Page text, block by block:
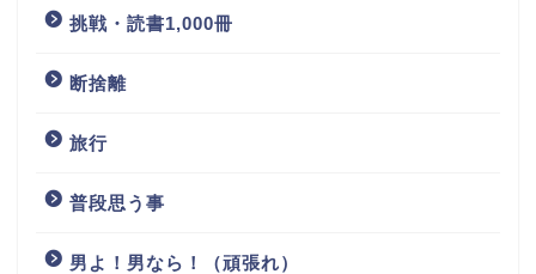
挑戦・読書1,000冊
断捨離
旅行
普段思う事
男よ！男なら！（頑張れ）